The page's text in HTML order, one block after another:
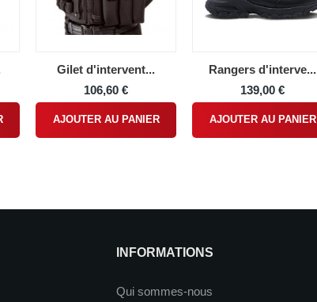
Gilet d'intervent...
106,60 €
AJOUTER AU PANIER
Rangers d'interve...
139,00 €
AJOUTER AU PANIER
INFORMATIONS
Qui sommes-nous